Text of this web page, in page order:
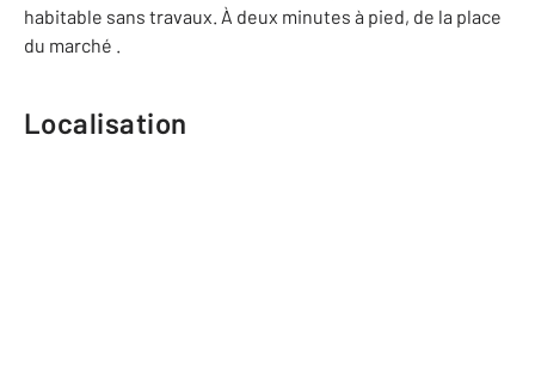
habitable sans travaux. À deux minutes à pied, de la place
du marché .
Localisation